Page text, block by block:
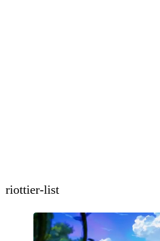
riottier-list